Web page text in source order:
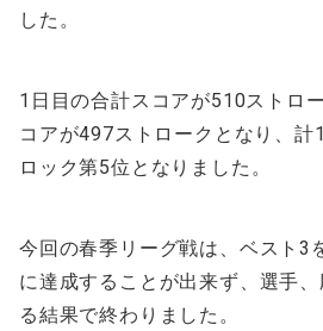
した。
1日目の合計スコアが510ストロ
コアが497ストロークとなり、
ロック第5位となりました。
今回の春季リーグ戦は、ベスト3
に達成することが出来ず、選手
る結果で終わりました。